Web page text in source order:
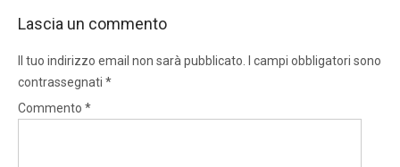
Lascia un commento
Il tuo indirizzo email non sarà pubblicato.
I campi obbligatori sono
contrassegnati *
Commento *